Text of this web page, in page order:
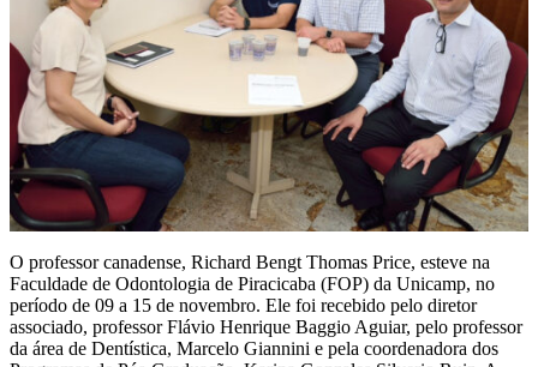
O professor canadense, Richard Bengt Thomas Price, esteve na
Faculdade de Odontologia de Piracicaba (FOP) da Unicamp, no
período de 09 a 15 de novembro. Ele foi recebido pelo diretor
associado, professor Flávio Henrique Baggio Aguiar, pelo professor
da área de Dentística, Marcelo Giannini e pela coordenadora dos